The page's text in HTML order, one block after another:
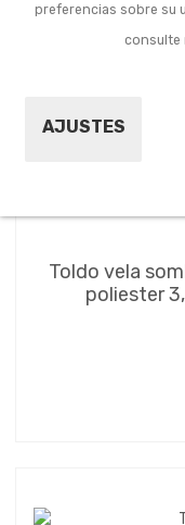
preferencias sobre su
consulte
AJUSTES
Toldo vela
poliester